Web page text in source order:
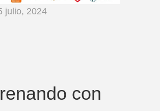
julio, 2024
con